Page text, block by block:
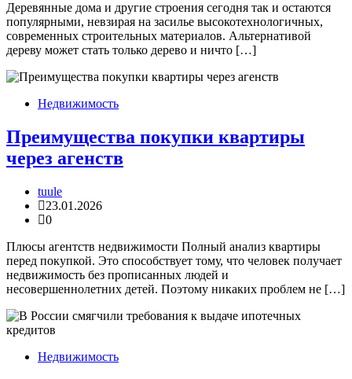
Деревянные дома и другие строения сегодня так и остаются
популярными, невзирая на засилье высокотехнологичных,
современных строительных материалов. Альтернативой
дереву может стать только дерево и ничто […]
Недвижимость
Преимущества покупки квартиры
через агенств
tuule
23.01.2026
0
Плюсы агентств недвижимости Полный анализ квартиры
перед покупкой. Это способствует тому, что человек получает
недвижимость без прописанных людей и
несовершеннолетних детей. Поэтому никаких проблем не […]
Недвижимость